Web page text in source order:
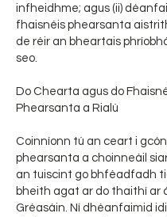
infheidhme; agus (ii)
fhaisnéis phearsanta
de réir an bheartais
seo.
Do Chearta agus do
Phearsanta a Rialú
Coinníonn tú an ceart i
phearsanta a choinneáil
an tuiscint go bhféadfadh
bheith agat ar do thaithí ar
Gréasáin. Ní dhéanfaimid